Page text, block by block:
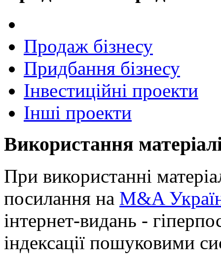
Продаж бізнесу
Придбання бізнесу
Інвестиційні проекти
Інші проекти
Використання
При використанні
посилання на M&A
інтернет-видань -
індексації пошуковими